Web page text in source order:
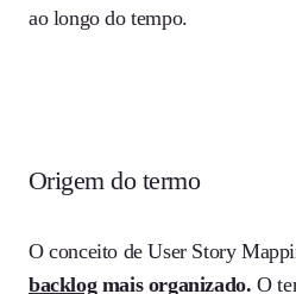
ao longo do tempo.
Origem do termo
O conceito de User Story
backlogmais organizado. O